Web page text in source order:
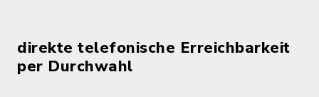
direkte telefonische Erreichbarkeit
per Durchwahl